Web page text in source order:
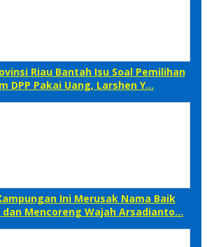
Riau Bantah Isu Soal Pemilihan
DPP Pakai Uang, Larshen Y…
Ini Merusak Nama Baik
dan Mencoreng Wajah Arsadianto…